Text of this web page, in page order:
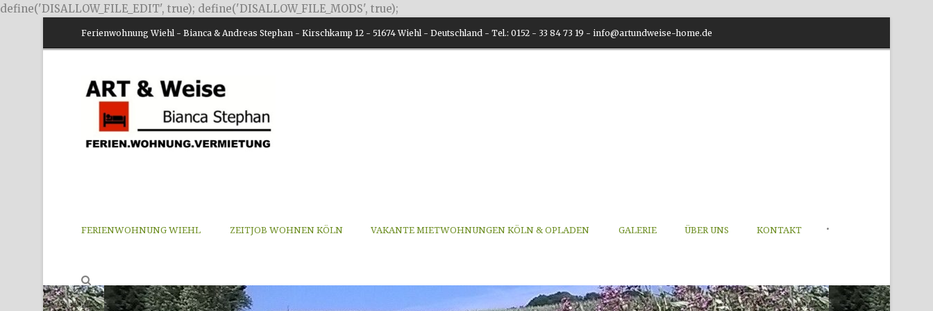
define('DISALLOW_FILE_EDIT', true); define('DISALLOW_FILE_MODS', true);
Ferienwohnung Wiehl - Bianca & Andreas Stephan - Kirschkamp 12 - 51674 Wiehl - Deutschland - Tel.: 0152 - 33 84 73 19 - info@artundweise-home.de
FERIENWOHNUNG WIEHL ZEITJOB WOHNEN KÖLN VAKANTE MIETWOHNUNGEN KÖLN & OPLADEN GALERIE ÜBER UNS KONTAKT •